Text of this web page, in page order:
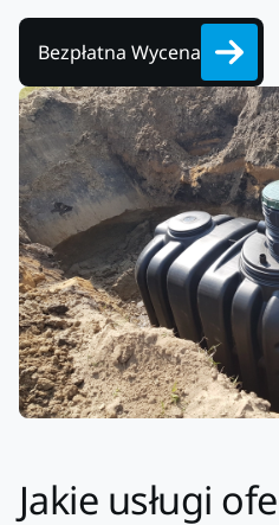
Bezpłatna Wycena
Jakie usługi